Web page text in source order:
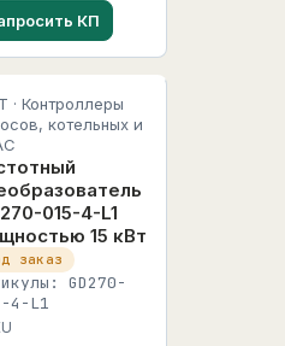
КП
· Контроллеры
котельных и
015-4-L1
15 кВт
заказ
GD270-
4-L1